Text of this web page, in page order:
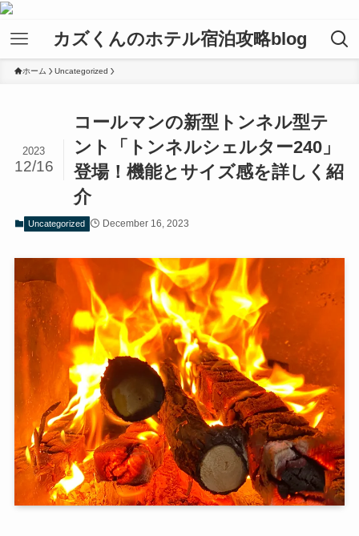
カズくんのホテル宿泊攻略blog
ホーム Uncategorized
コールマンの新型トンネル型テ
ント「トンネルシェルター240」
登場！機能とサイズ感を詳しく紹
介
2023
12/16
Uncategorized December 16, 2023